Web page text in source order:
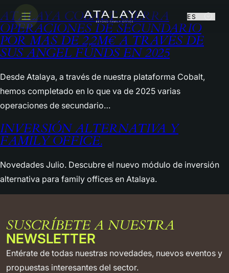
Sobre nosotros
Nuestro software
Cobalt
Blog
LINKEDIN INSTAGRAM
ATALAYA COBALT CIERRA
OPERACIONES DE SECUNDARIO
POR MÁS DE 2,2M€ A TRAVÉS DE
SUS ANGEL FUNDS EN 2025
Desde Atalaya, a través de nuestra plataforma Cobalt,
hemos completado en lo que va de 2025 varias
operaciones de secundario…
INVERSIÓN ALTERNATIVA Y
FAMILY OFFICE.
Novedades Julio. Descubre el nuevo módulo de inversión
alternativa para family offices en Atalaya.
CONECTA CON NOSOTROS
CONECTACON
NOSOTROS
contacto contigo lo antes posible.
Nombre Completo
SUSCRÍBETE A NUESTRA
NEWSLETTER
Entérate de todas nuestras novedades, nuevos eventos y
propuestas interesantes del sector.